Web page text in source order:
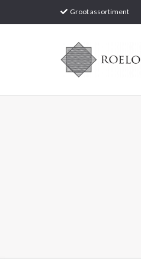
Groot assortiment